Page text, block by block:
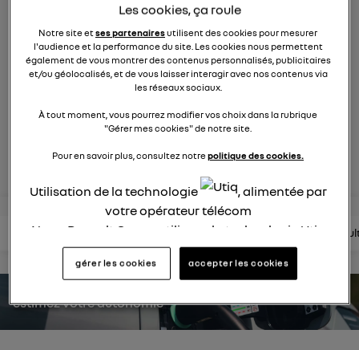
Hybride RENAULT
suv compact et affirmé
rejoignez
estimez votre autonomie
Les cookies, ça roule
Notre site etses partenairesutilisent des cookies pour mesurer
l'audience et la performance du site. Les cookies nous permettent
également de vous montrer des contenus personnalisés, publicitaires
et/ou géolocalisés, et de vous laisser interagir avec nos contenus via
les réseaux sociaux.
À tout moment, vous pourrez modifier vos choix dans la rubrique
"Gérer mes cookies" de notre site.
Pour en savoir plus, consultez notrepolitique des cookies.
Utilisation de la technologie
, alimentée par
votre opérateur télécom
Nous, Renault Group, utilisons la technologie Utiq
pour nos activités digitales (telles que décrites
dans cette notice de consentement) et liées à
utilisez une connexion internet fournie parun
opérateur télécom participantet que vous
gérer les cookies accepter les cookies